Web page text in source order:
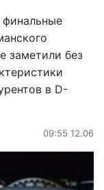
заметили без
в D-
09:55 12.06